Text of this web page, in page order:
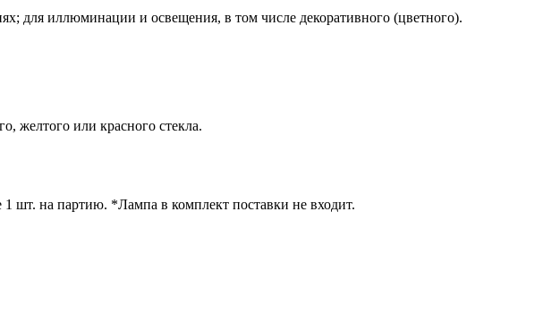
для иллюминации и освещения, в том числе декоративного (цветного).
желтого или красного стекла.
шт. на партию. *Лампа в комплект поставки не входит.